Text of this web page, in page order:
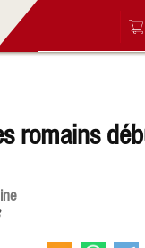
romains